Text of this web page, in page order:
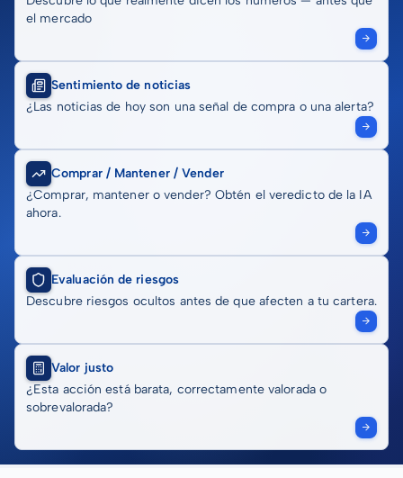
el mercado
Sentimiento de noticias
¿Las noticias de hoy son una señal de compra o una alerta?
Comprar / Mantener / Vender
¿Comprar, mantener o vender? Obtén el veredicto de la IA
ahora.
Evaluación de riesgos
Descubre riesgos ocultos antes de que afecten a tu cartera.
Valor justo
¿Esta acción está barata, correctamente valorada o
sobrevalorada?